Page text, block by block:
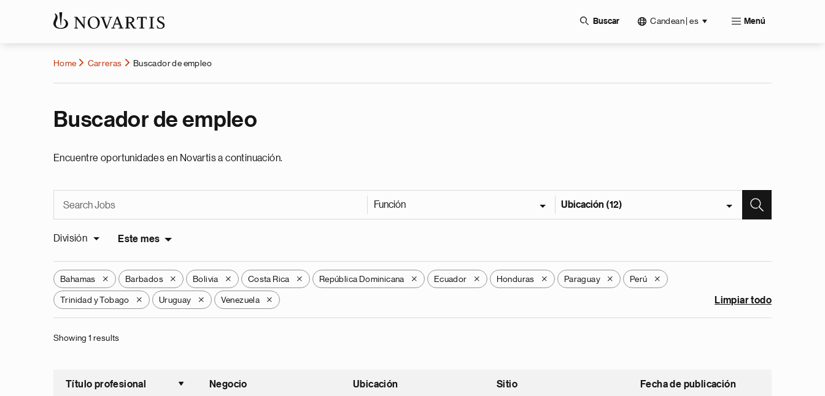
Buscar Candean | es Menú
Home Carreras Buscador de empleo
Buscador de empleo
Encuentre oportunidades en Novartis a continuación.
Función Ubicación (12)
División Este mes
Bahamas X Barbados X Bolivia X Costa Rica X República Dominicana X Ecuador X Honduras X Paraguay X Perú X
Trinidad y Tobago X Uruguay X Venezuela X Limpiar todo
Showing 1 results
Título profesional
Ordenar ascendente
Negocio Ubicación Sitio Fecha de publicación